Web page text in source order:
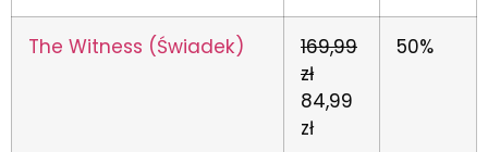
The Witness (Świadek)
169,99
zł
84,99
zł
50%